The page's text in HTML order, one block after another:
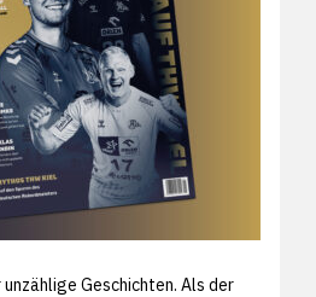
Geschichten. Als der